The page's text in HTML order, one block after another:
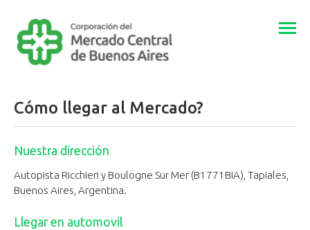
Cómo llegar al Mercado?
​Nuestra dirección
Autopista Ricchieri y Boulogne Sur Mer (B1771BIA), Tapiales,
Buenos Aires, Argentina.
Llegar en automovil